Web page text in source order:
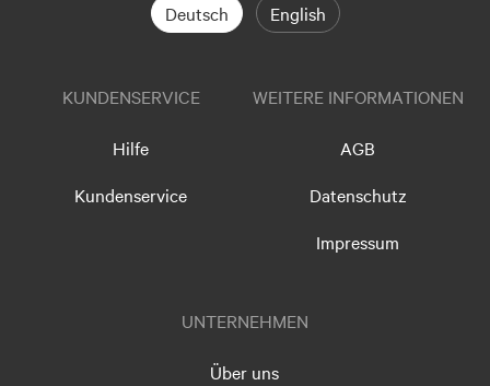
Deutsch English
KUNDENSERVICE
Hilfe
Kundenservice
WEITERE INFORMATIONEN
AGB
Datenschutz
Impressum
UNTERNEHMEN
Über uns